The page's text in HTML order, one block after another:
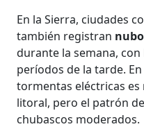
En la Sierra, ciudades
también registran
durante la semana,
períodos de la tarde.
tormentas eléctricas
litoral, pero el patrón
chubascos moderados.